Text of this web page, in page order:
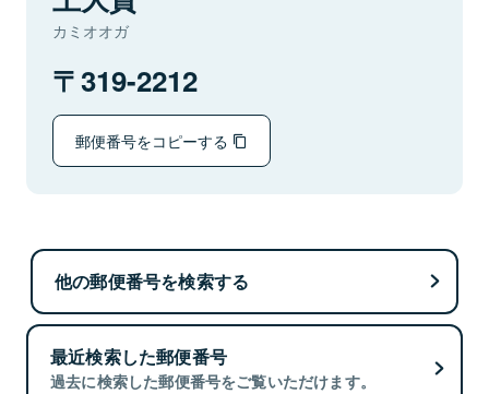
カミオオガ
319-2212
郵便番号をコピーする
他の郵便番号を検索する
最近検索した郵便番号
過去に検索した郵便番号をご覧いただけます。